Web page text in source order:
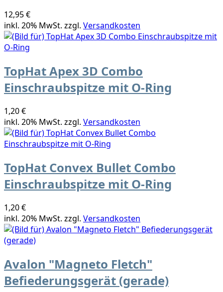
12,95 €
inkl. 20% MwSt. zzgl. Versandkosten
TopHat Apex 3D Combo
Einschraubspitze mit O-Ring
1,20 €
inkl. 20% MwSt. zzgl. Versandkosten
TopHat Convex Bullet Combo
Einschraubspitze mit O-Ring
1,20 €
inkl. 20% MwSt. zzgl. Versandkosten
Avalon "Magneto Fletch"
Befiederungsgerät (gerade)